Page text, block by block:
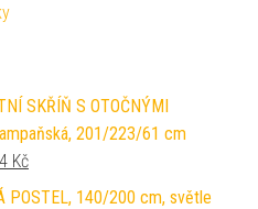
SKŘÍŇ S OTOČNÝMI
201/223/61 cm
cena byla: 24 699 Kč.
KčAktuální cena je: 20 994 Kč.
POSTEL, 140/200 cm, světle